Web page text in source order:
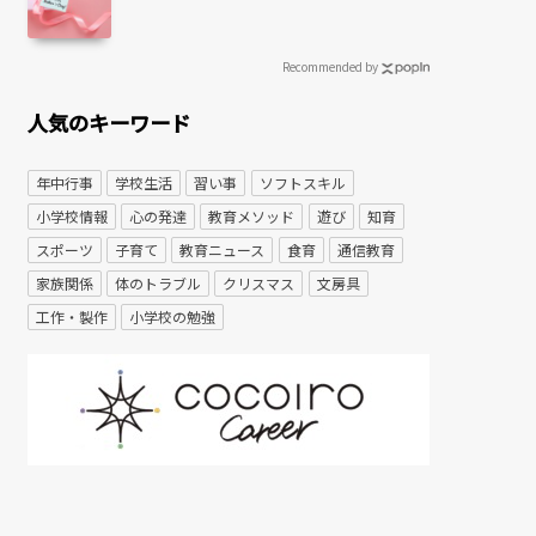
Recommended by
人気のキーワード
年中行事 学校生活 習い事
ソフトスキル
小学校情報
心の発達 教育メソッド 遊び
知育
スポーツ
子育て 教育ニュース 食育
通信教育
家族関係
体のトラブル クリスマス
文房具
工作・製作
小学校の勉強